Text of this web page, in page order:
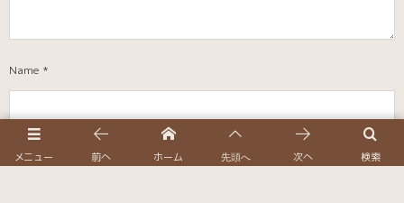
Name *
E-mail*(公開されません)
メニュー 検索
前へ ホーム 先頭へ 次へ